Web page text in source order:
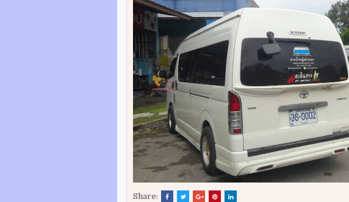
Share: